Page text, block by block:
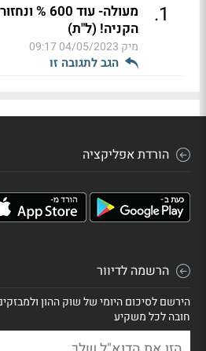
1
.
מעולה- עוד 600
הקניה! (ל"ת)
מיק 04/05/2023 09:17
הגב לתגובה זו
הורדת אפליקציה
הרשמה לדיוור
הירשם לסיכום היומי של שוק ההון
חובה לכל משקיע